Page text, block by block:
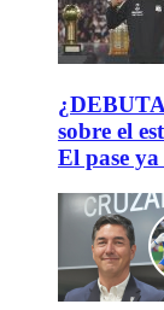
sobre el
El pase